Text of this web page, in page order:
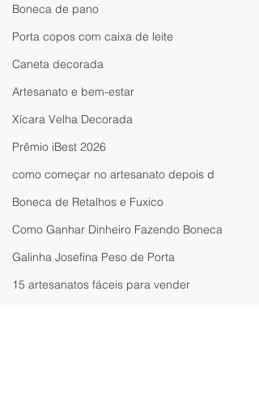
Boneca de pano
Porta copos com caixa de leite
Caneta decorada
Artesanato e bem-estar
Xícara Velha Decorada
Prêmio iBest 2026
como começar no artesanato depois d
Boneca de Retalhos e Fuxico
Como Ganhar Dinheiro Fazendo Boneca
Galinha Josefina Peso de Porta
15 artesanatos fáceis para vender